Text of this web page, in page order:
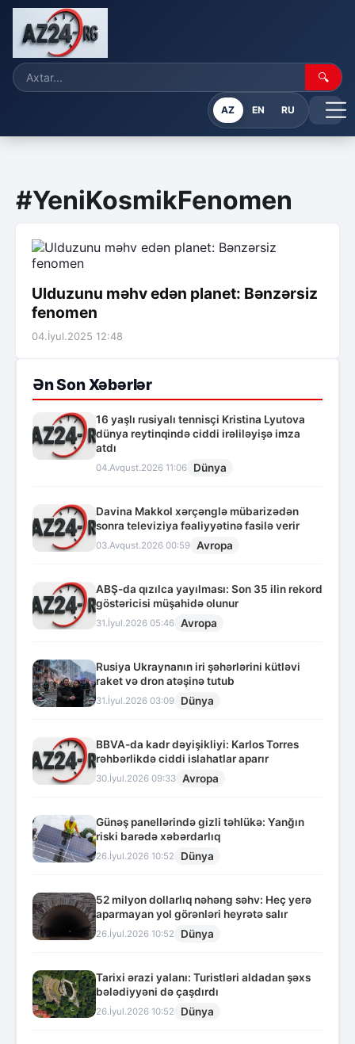
🔍
AZ EN RU
#YeniKosmikFenomen
Ulduzunu məhv edən planet: Bənzərsiz
fenomen
04.İyul.2025 12:48
Ən Son Xəbərlər
16 yaşlı rusiyalı tennisçi Kristina Lyutova
dünya reytinqində ciddi irəliləyişə imza
atdı
04.Avqust.2026 11:06 Dünya
Davina Makkol xərçənglə mübarizədən
sonra televiziya fəaliyyətinə fasilə verir
03.Avqust.2026 00:59 Avropa
ABŞ-da qızılca yayılması: Son 35 ilin rekord
göstəricisi müşahidə olunur
31.İyul.2026 05:46 Avropa
Rusiya Ukraynanın iri şəhərlərini kütləvi
raket və dron atəşinə tutub
31.İyul.2026 03:09 Dünya
BBVA-da kadr dəyişikliyi: Karlos Torres
rəhbərlikdə ciddi islahatlar aparır
30.İyul.2026 09:33 Avropa
Günəş panellərində gizli təhlükə: Yanğın
riski barədə xəbərdarlıq
26.İyul.2026 10:52 Dünya
52 milyon dollarlıq nəhəng səhv: Heç yerə
aparmayan yol görənləri heyrətə salır
26.İyul.2026 10:52 Dünya
Tarixi ərazi yalanı: Turistləri aldadan şəxs
bələdiyyəni də çaşdırdı
26.İyul.2026 10:52 Dünya